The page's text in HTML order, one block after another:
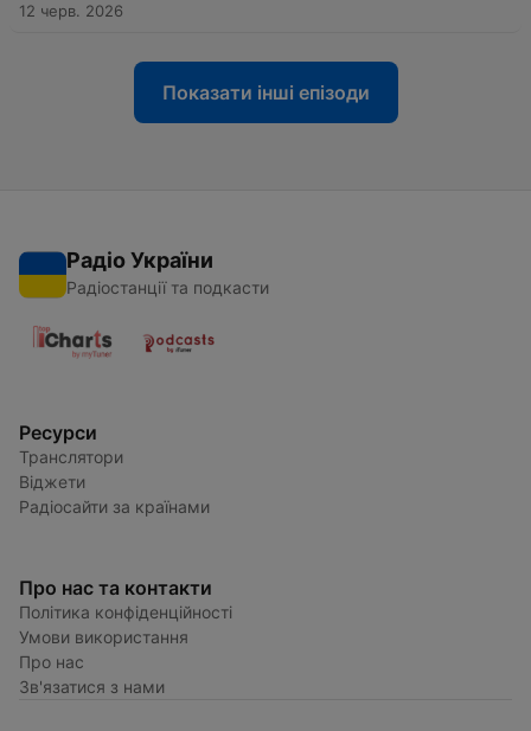
12 черв. 2026
Показати інші епізоди
Радіо України
Радіостанції та подкасти
Ресурси
Транслятори
Віджети
Радіосайти за країнами
Про нас та контакти
Політика конфіденційності
Умови використання
Про нас
Зв'язатися з нами